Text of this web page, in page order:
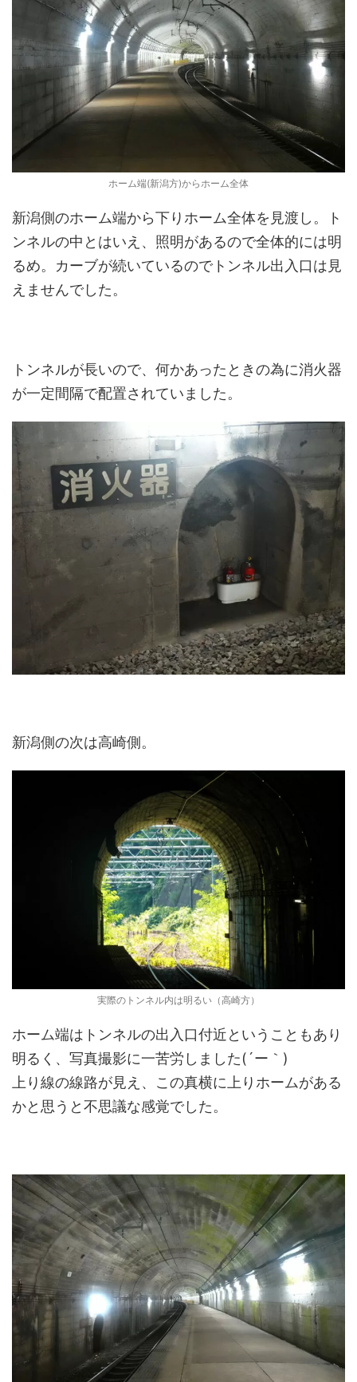
ホーム端(新潟方)からホーム全体
新潟側のホーム端から下りホーム全体を見渡し。ト
ンネルの中とはいえ、照明があるので全体的には明
るめ。カーブが続いているのでトンネル出入口は見
えませんでした。
トンネルが長いので、何かあったときの為に消火器
が一定間隔で配置されていました。
新潟側の次は高崎側。
実際のトンネル内は明るい（高崎方）
ホーム端はトンネルの出入口付近ということもあり
明るく、写真撮影に一苦労しました(´ー｀)
上り線の線路が見え、この真横に上りホームがある
かと思うと不思議な感覚でした。